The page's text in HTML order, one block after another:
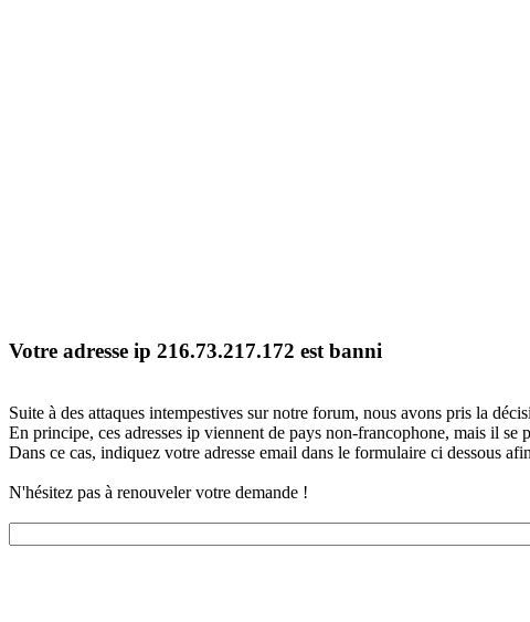
Votre adresse ip 216.73.217.172 est banni
Suite à des attaques intempestives sur notre forum, nous avons pris la
En principe, ces adresses ip viennent de pays non-francophone, mais il
Dans ce cas, indiquez votre adresse email dans le formulaire ci dessous
N'hésitez pas à renouveler votre demande !